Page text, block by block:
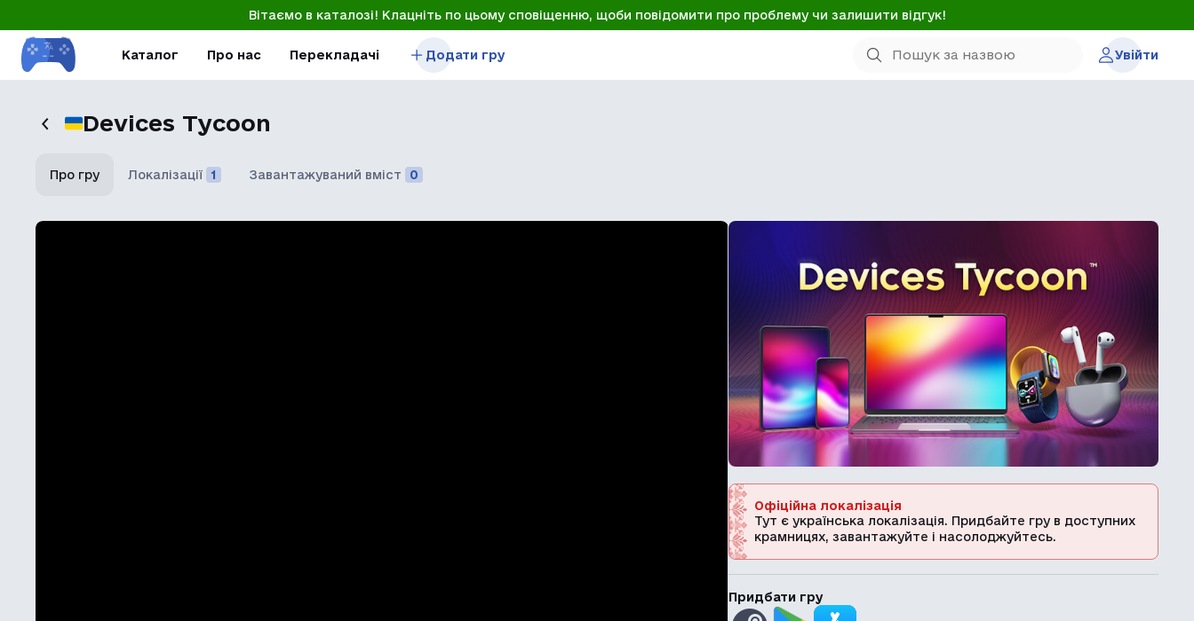
Вітаємо в каталозі! Клацніть по цьому сповіщенню, щоби повідомити про проблему чи залишити відгук!
Каталог Про нас Перекладачі Додати гру Увійти
Devices Tycoon
Про гру Локалізації 1 Завантажуваний вміст 0
Офіційна локалізація
Тут є українська локалізація. Придбайте гру в доступних
крамницях, завантажуйте і насолоджуйтесь.
Придбати гру